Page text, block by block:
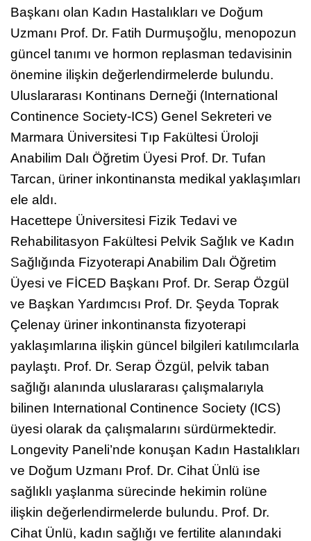
Türkiye Menopoz ve Osteoporoz Derneği
Başkanı olan Kadın Hastalıkları ve Doğum
Uzmanı Prof. Dr. Fatih Durmuşoğlu, menopozun
güncel tanımı ve hormon replasman tedavisinin
önemine ilişkin değerlendirmelerde bulundu.
Uluslararası Kontinans Derneği (International
Continence Society-ICS) Genel Sekreteri ve
Marmara Üniversitesi Tıp Fakültesi Üroloji
Anabilim Dalı Öğretim Üyesi Prof. Dr. Tufan
Tarcan, üriner inkontinansta medikal yaklaşımları
ele aldı.
Hacettepe Üniversitesi Fizik Tedavi ve
Rehabilitasyon Fakültesi Pelvik Sağlık ve Kadın
Sağlığında Fizyoterapi Anabilim Dalı Öğretim
Üyesi ve FİCED Başkanı Prof. Dr. Serap Özgül
ve Başkan Yardımcısı Prof. Dr. Şeyda Toprak
Çelenay üriner inkontinansta fizyoterapi
yaklaşımlarına ilişkin güncel bilgileri katılımcılarla
paylaştı. Prof. Dr. Serap Özgül, pelvik taban
sağlığı alanında uluslararası çalışmalarıyla
bilinen International Continence Society (ICS)
üyesi olarak da çalışmalarını sürdürmektedir.
Longevity Paneli’nde konuşan Kadın Hastalıkları
ve Doğum Uzmanı Prof. Dr. Cihat Ünlü ise
sağlıklı yaşlanma sürecinde hekimin rolüne
ilişkin değerlendirmelerde bulundu. Prof. Dr.